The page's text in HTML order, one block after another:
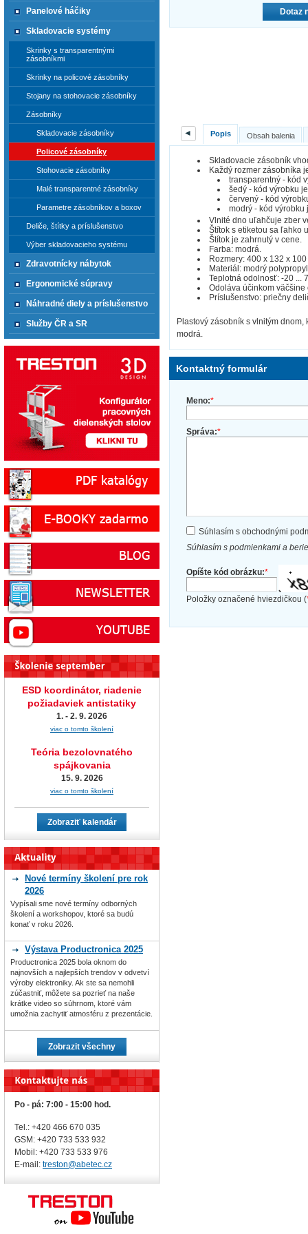
Dotaz
◄ Popis Obsah balenia
Skladovacie zásobník
Každý rozmer zásobníka
transparentný - kód
šedý - kód výrobku
červený - kód
modrý - kód výrobku
Vlnité dno uľahčuje zber
Štítok s etiketou sa ľahko
Štítok je zahrnutý v cene.
Farba: modrá.
Rozmery: 400 x 132 x 100
Materiál: modrý
Teplotná odolnosť: -20 ...
Odoláva účinkom
Príslušenstvo: priečny
Plastový zásobník s vlnitým
modrá.
Kontaktný formulár
Meno:*
Správa:*
Súhlasím s obchodnými
Súhlasím s podmienkami a
Opíšte kód obrázku:*
Položky označené hviezdičkou (
Panelové háčiky
Skladovacie systémy
Skrinky s transparentnými
zásobníkmi
Skrinky na policové zásobníky
Stojany na stohovacie zásobníky
Zásobníky
Skladovacie zásobníky
Policové zásobníky
Stohovacie zásobníky
Malé transparentné zásobníky
Parametre zásobníkov a boxov
Deliče, štítky a príslušenstvo
Výber skladovacieho systému
Zdravotnícky nábytok
Ergonomické súpravy
Náhradné diely a príslušenstvo
Služby ČR a SR
ESD koordinátor, riadenie
požiadaviek antistatiky
1. - 2. 9. 2026
viac o tomto školení
Teória bezolovnatého
spájkovania
15. 9. 2026
viac o tomto školení
Zobraziť kalendár
Nové termíny školení pre rok
2026
Vypísali sme nové termíny odborných
školení a workshopov, ktoré sa budú
konať v roku 2026.
Výstava Productronica 2025
Productronica 2025 bola oknom do
najnovších a najlepších trendov v odvetví
výroby elektroniky. Ak ste sa nemohli
zúčastniť, môžete sa pozrieť na naše
krátke video so súhrnom, ktoré vám
umožnia zachytiť atmosféru z prezentácie.
Zobrazit všechny
Po - pá: 7:00 - 15:00 hod.
Tel.: +420 466 670 035
GSM: +420 733 533 932
Mobil: +420 733 533 976
E-mail: treston@abetec.cz